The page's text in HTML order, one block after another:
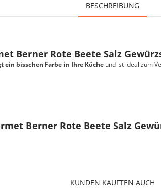
BESCHREIBUNG
Berner Rote Beete Salz
ein bisschen Farbe in Ihre Küche und ist ideal zum
Berner Rote Beete Salz
KUNDEN KAUFTEN AUCH